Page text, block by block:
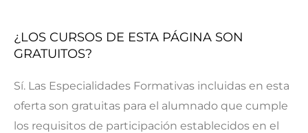
¿LOS CURSOS DE ESTA PÁGINA SON
GRATUITOS?
Sí. Las Especialidades Formativas incluidas en esta
oferta son gratuitas para el alumnado que cumple
los requisitos de participación establecidos en el